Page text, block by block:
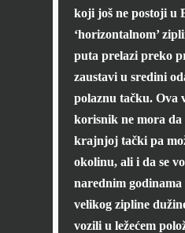
koji još ne postoji u
‘horizontalnom’
puta prelazi preko
zaustavi u sredini
polaznu tačku. Ova
korisnik ne mora
krajnjoj tački pa
okolinu, ali i da se
narednim
velikog zipline
vozili u ležećem